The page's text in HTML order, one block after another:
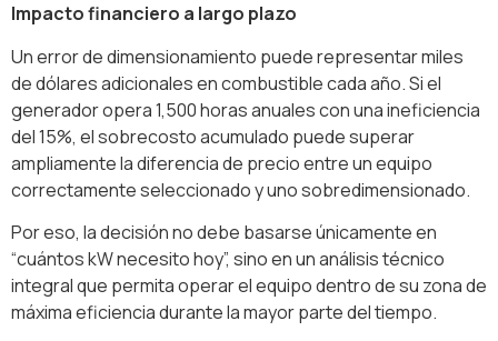
Impacto financiero a largo plazo
Un error de dimensionamiento puede representar miles
de dólares adicionales en combustible cada año. Si el
generador opera 1,500 horas anuales con una ineficiencia
del 15%, el sobrecosto acumulado puede superar
ampliamente la diferencia de precio entre un equipo
correctamente seleccionado y uno sobredimensionado.
Por eso, la decisión no debe basarse únicamente en
“cuántos kW necesito hoy”, sino en un análisis técnico
integral que permita operar el equipo dentro de su zona de
máxima eficiencia durante la mayor parte del tiempo.